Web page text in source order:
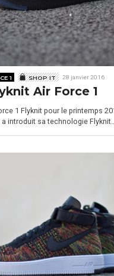
1 SHOP IT 28 janvier 2016
Air Force 1
1 Flyknit pour le printemps
introduit sa technologie Flyknit…